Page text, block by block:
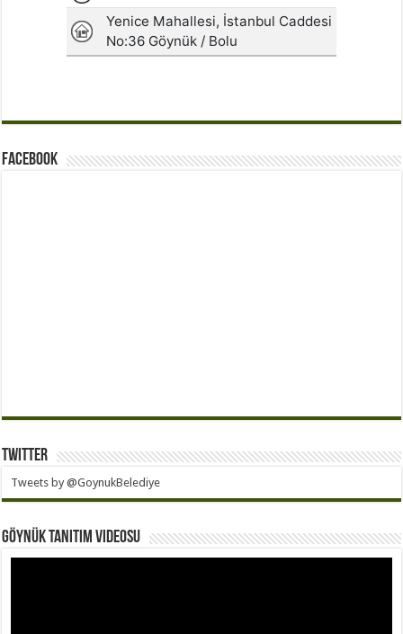
Facebook
Twitter
Tweets by @GoynukBelediye
Göynük Tanıtım Videosu